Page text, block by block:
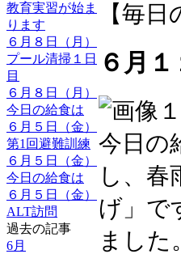
教育実習が始ま
ります
６月８日（月）
プール清掃１日
目
６月８日（月）
今日の給食は
６月５日（金）
第1回避難訓練
６月５日（金）
今日の給食は
６月５日（金）
ALT訪問
過去の記事
6月
【毎
６月
今日の
し、春
げ」で
まし